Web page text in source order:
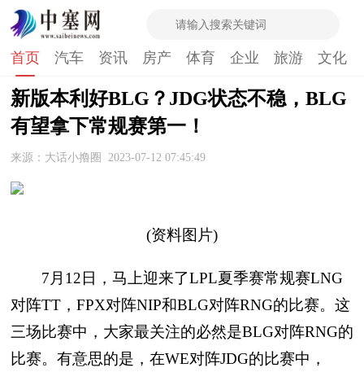
首页 汽车 资讯 房产 体育 企业 旅游 文化
新版本利好BLG？JDG状态不稳，BLG
有望拿下常规赛第一！
来源：大话小撸圈 2023-07-12 07:45:49
(资料图片)
7月12日，马上迎来了LPL夏季赛常规赛LNG
对阵TT，FPX对阵NIP和BLG对阵RNG的比赛。这
三场比赛中，大家最关注的必然是BLG对阵RNG的
比赛。有意思的是，在WE对阵JDG的比赛中，